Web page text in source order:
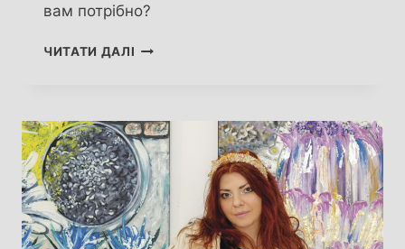
вам потрібно?
ЧИТАТИ ДАЛІ ТОДІ